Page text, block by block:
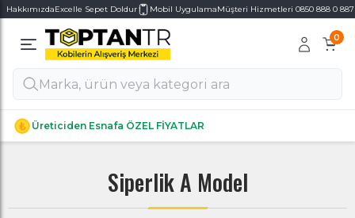
HakkımızdaExcelle Sepet Doldur Mobil UygulamaMüşteri Hizmetleri 0850 888 0 887
0
Üreticiden Esnafa ÖZEL FİYATLAR
Alt Kategoriler
Alt Kategoriler
Siperlik A Model